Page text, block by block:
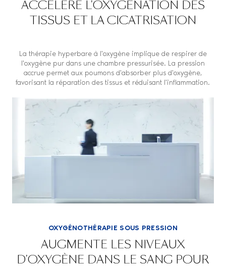
ACCÉLÈRE L'OXYGÉNATION DES
TISSUS ET LA CICATRISATION
La thérapie hyperbare à l'oxygène implique de respirer de
l'oxygène pur dans une chambre pressurisée. La pression
accrue permet aux poumons d'absorber plus d'oxygène,
favorisant la réparation des tissus et réduisant l'inflammation.
OXYGÉNOTHÉRAPIE SOUS PRESSION
AUGMENTE LES NIVEAUX
D'OXYGÈNE DANS LE SANG POUR